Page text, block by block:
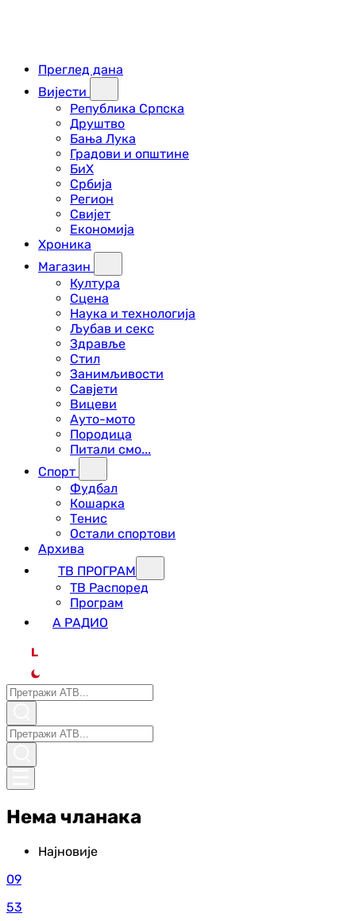
Преглед дана
Вијести
Република Српска
Друштво
Бања Лука
Градови и општине
БиХ
Србија
Регион
Свијет
Економија
Хроника
Магазин
Култура
Сцена
Наука и технологија
Љубав и секс
Здравље
Стил
Занимљивости
Савјети
Вицеви
Ауто-мото
Породица
Питали смо...
Спорт
Фудбал
Кошарка
Тенис
Остали спортови
Архива
ТВ ПРОГРАМ
ТВ Распоред
Програм
А РАДИО
L
Нема чланака
Најновије
09
53